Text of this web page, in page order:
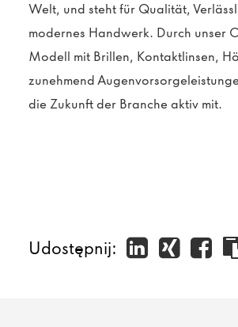
Welt, und steht für Qualität,
modernes Handwerk. Durch unser
Modell mit Brillen, Kontaktlinsen,
zunehmend
die Zukunft der Branche aktiv mit.
Udostępnij: